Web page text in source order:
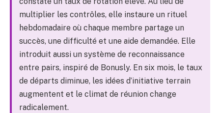
multiplier les contrôles, elle instaure un rituel
hebdomadaire où chaque membre partage un
succès, une difficulté et une aide demandée. Elle
introduit aussi un système de reconnaissance
entre pairs, inspiré de Bonusly. En six mois, le taux
de départs diminue, les idées d’initiative terrain
augmentent et le climat de réunion change
radicalement.